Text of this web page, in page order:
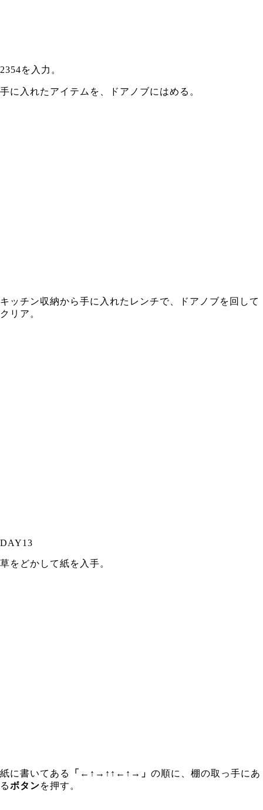
2354を入力。
手に入れたアイテムを、ドアノブにはめる。
キッチン収納から手に入れたレンチで、ドアノブを回して
クリア。
DAY13
草をどかして紙を入手。
紙に書いてある 「←↑→↑↑←↑→」 の順に、棚の取っ手にあ
るボタンを押す。